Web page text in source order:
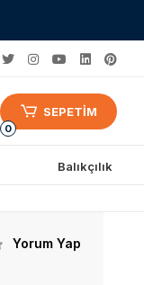
0
SEPETİM
Balıkçılık
Yorum Yap